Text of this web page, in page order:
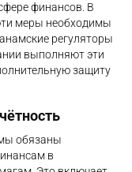
финансов. В
меры необходимы
регуляторы
выполняют эти
защиту
обязаны
в